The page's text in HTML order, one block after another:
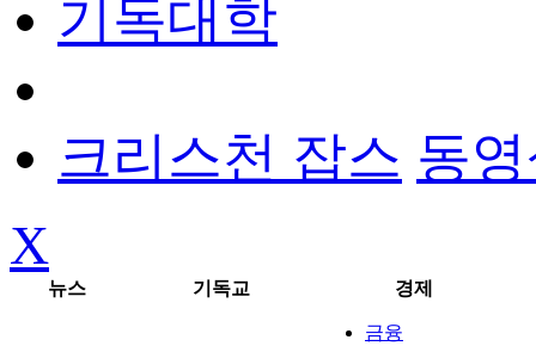
기독대학
크리스천 잡스 동
X
뉴스 기독교 경제
금융